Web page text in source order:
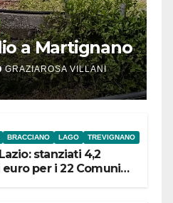
a Martignano
GRAZIAROSA VILLANI
BRACCIANO LAGO TREVIGNANO
stanziati 4,2
per i 22 Comuni